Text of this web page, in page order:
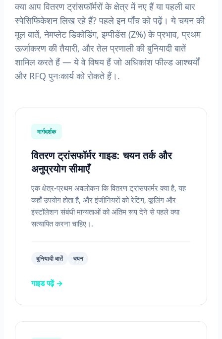
क्या आप वितरण ट्रांसफॉर्मरों के क्षेत्र में नए हैं या पहली बार
स्पेसिफिकेशन लिख रहे हैं? पहले इन पाँच को पढ़ें। ये चयन की
मूल बातें, नेमप्लेट डिकोडिंग, इम्पीडेंस (Z%) के प्रभाव, प्रथम
ऊर्जाकरण की तैयारी, और तेल प्रणाली की बुनियादी बातें
शामिल करते हैं — ये वे विषय हैं जो अधिकांश फील्ड आश्चर्यों
और RFQ पुनःकार्य को रोकते हैं।.
मार्गदर्शक
वितरण ट्रांसफॉर्मर गाइड: चयन तर्क और
अनुप्रयोग सीमाएँ
एक क्षेत्र-प्रथम अवलोकन कि वितरण ट्रांसफार्मर क्या है, यह
कहाँ उपयोग होता है, और इंजीनियरों को रेटिंग, कूलिंग और
इंस्टॉलेशन संबंधी मान्यताओं को अंतिम रूप देने से पहले क्या
सत्यापित करना चाहिए।.
बुनियादी बातें चयन
गाइड पढ़ें →